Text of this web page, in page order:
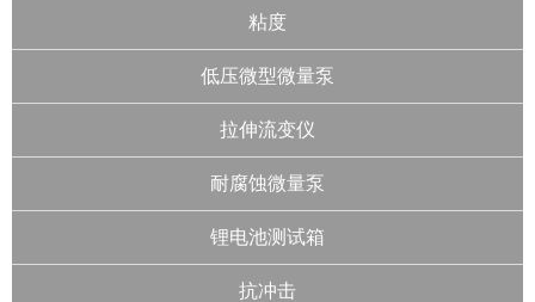
粘度
低压微型微量泵
拉伸流变仪
耐腐蚀微量泵
锂电池测试箱
抗冲击